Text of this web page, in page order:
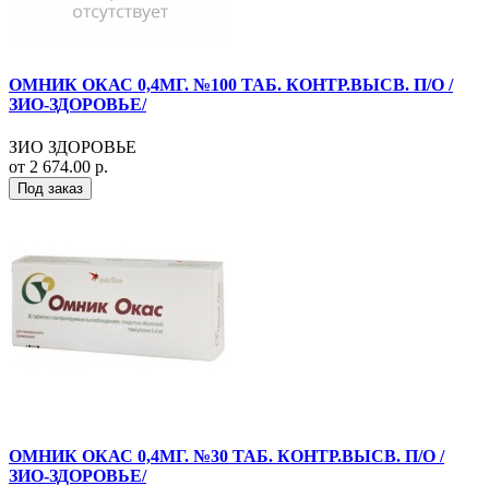
ОМНИК ОКАС 0,4МГ. №100 ТАБ. КОНТР.ВЫСВ. П/О /
ЗИО-ЗДОРОВЬЕ/
ЗИО ЗДОРОВЬЕ
от 2 674.00 р.
Под заказ
ОМНИК ОКАС 0,4МГ. №30 ТАБ. КОНТР.ВЫСВ. П/О /
ЗИО-ЗДОРОВЬЕ/